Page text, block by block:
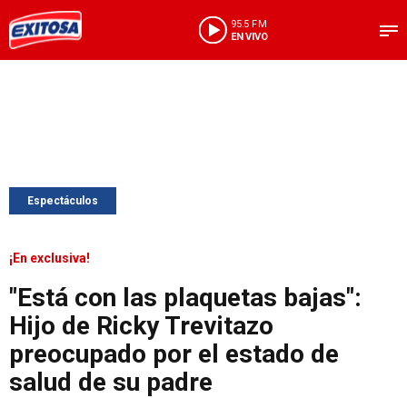
95.5 FM
EN VIVO
Espectáculos
¡En exclusiva!
"Está con las plaquetas bajas":
Hijo de Ricky Trevitazo
preocupado por el estado de
salud de su padre